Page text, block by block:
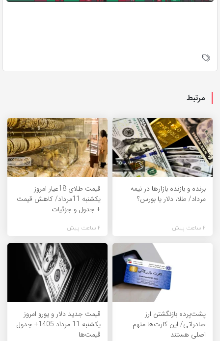
مرتبط
برنده‌ و بازنده بازارها در نیمه
مرداد/ طلا، دلار یا بورس؟
2 ساعت پیش
قیمت طلای 18عیار امروز
یکشنبه 11مرداد/ کاهش قیمت
+ جدول و جزئیات
2 ساعت پیش
پشت‌پرده بازنگشتن ارز
صادراتی/ این کارت‌ها متهم
اصلی هستند
قیمت جدید دلار و یورو امروز
یکشنبه 11 مرداد 1405+ جدول
قیمت‌ها